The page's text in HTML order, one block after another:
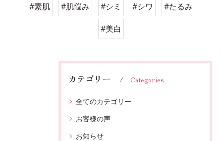
#素肌 #肌悩み #シミ #シワ #たるみ
#美白
カテゴリー Categories
全てのカテゴリー
お客様の声
お知らせ